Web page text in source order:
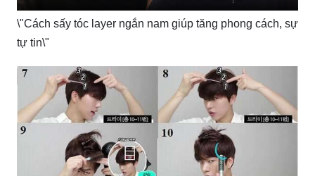
\"Cách sấy tóc layer ngắn nam giúp tăng phong cách, sự
tự tin\"